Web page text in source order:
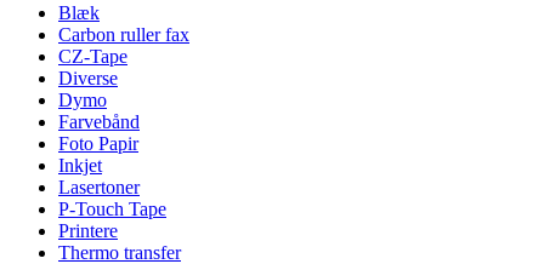
Blæk
Carbon ruller fax
CZ-Tape
Diverse
Dymo
Farvebånd
Foto Papir
Inkjet
Lasertoner
P-Touch Tape
Printere
Thermo transfer